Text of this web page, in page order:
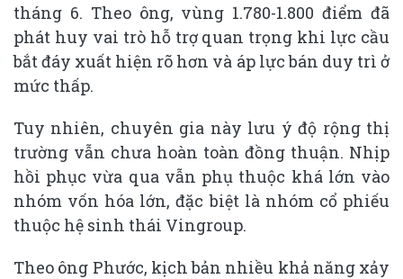
tháng 6. Theo ông, vùng 1.780-1.800 điểm đã
phát huy vai trò hỗ trợ quan trọng khi lực cầu
bắt đáy xuất hiện rõ hơn và áp lực bán duy trì ở
mức thấp.
Tuy nhiên, chuyên gia này lưu ý độ rộng thị
trường vẫn chưa hoàn toàn đồng thuận. Nhịp
hồi phục vừa qua vẫn phụ thuộc khá lớn vào
nhóm vốn hóa lớn, đặc biệt là nhóm cổ phiếu
thuộc hệ sinh thái Vingroup.
Theo ông Phước, kịch bản nhiều khả năng xảy